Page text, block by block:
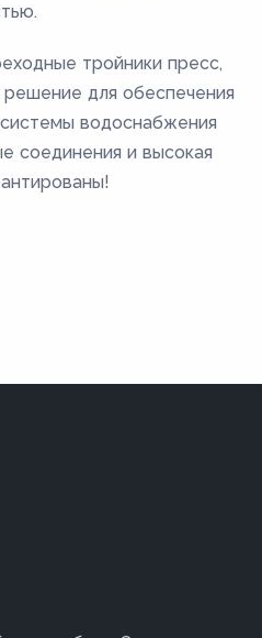
тройники пресс,
для обеспечения
водоснабжения
соединения и высокая